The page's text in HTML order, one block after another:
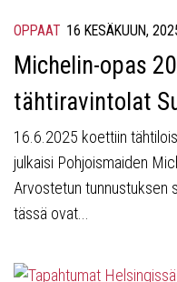
OPPAAT 16 KESÄKUUN,
Michelin-opas
tähtiravintolat
16.6.2025 koettiin
julkaisi Pohjoismaiden
Arvostetun tunnustuksen
tässä ovat...